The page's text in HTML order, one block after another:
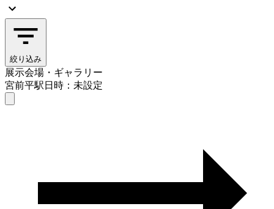
絞り込み
展示会場・ギャラリー
宮前平駅日時：未設定